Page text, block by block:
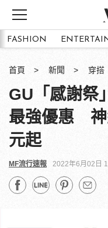
FASHION
首頁 新聞 穿搭
GU「感謝祭
最強優惠 神
元起
MF流行速報 2022年6月02日